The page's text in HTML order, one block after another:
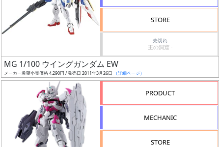
シ
ー
ズ・
タ
STORE
売切れ
王の洞窟 -
MG 1/100 ウイングガンダム EW
メーカー希望小売価格 4,290円 / 発売日 2011年3月26日 （詳細ページ）
PRODUCT
MECHANIC
STORE